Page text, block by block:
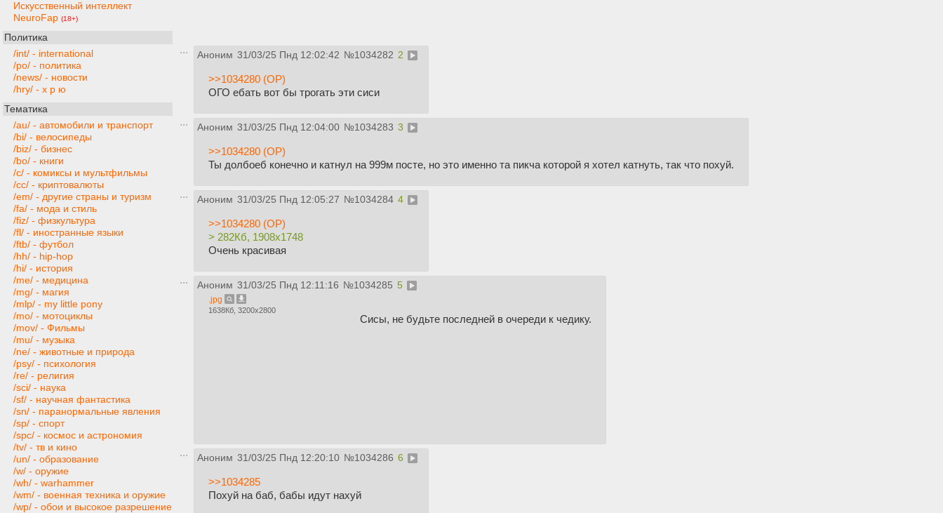
Искусственный интеллект
NeuroFap (18+)
Политика
/int/ - international
/po/ - политика
/news/ - новости
/hry/ - х р ю
Тематика
/au/ - автомобили и транспорт
/bi/ - велосипеды
/biz/ - бизнес
/bo/ - книги
/c/ - комиксы и мультфильмы
/cc/ - криптовалюты
/em/ - другие страны и туризм
/fa/ - мода и стиль
/fiz/ - физкультура
/fl/ - иностранные языки
/ftb/ - футбол
/hh/ - hip-hop
/hi/ - история
/me/ - медицина
/mg/ - магия
/mlp/ - my little pony
/mo/ - мотоциклы
/mov/ - Фильмы
/mu/ - музыка
/ne/ - животные и природа
/psy/ - психология
/re/ - религия
/sci/ - наука
/sf/ - научная фантастика
/sn/ - паранормальные явления
/sp/ - спорт
/spc/ - космос и астрономия
/tv/ - тв и кино
/un/ - образование
/w/ - оружие
/wh/ - warhammer
/wm/ - военная техника и оружие
/wp/ - обои и высокое разрешение
Аноним 31/03/25 Пнд 12:02:42 №1034282 2
>>1034280 (OP)
ОГО ебать вот бы трогать эти сиси
Аноним 31/03/25 Пнд 12:04:00 №1034283 3
>>1034280 (OP)
Ты долбоеб конечно и катнул на 999м посте, но это именно та пикча которой я хотел катнуть, так что похуй.
Аноним 31/03/25 Пнд 12:05:27 №1034284 4
>>1034280 (OP)
> 282Кб, 1908x1748
Очень красивая
Аноним 31/03/25 Пнд 12:11:16 №1034285 5
.jpg
1638Кб, 3200x2800
Сисы, не будьте последней в очереди к чедику.
Аноним 31/03/25 Пнд 12:20:10 №1034286 6
>>1034285
Похуй на баб, бабы идут нахуй